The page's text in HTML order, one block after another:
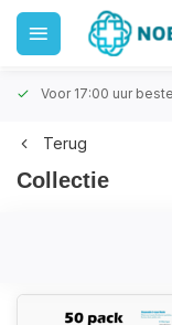
Voor 17:00 uur
Terug
Collectie